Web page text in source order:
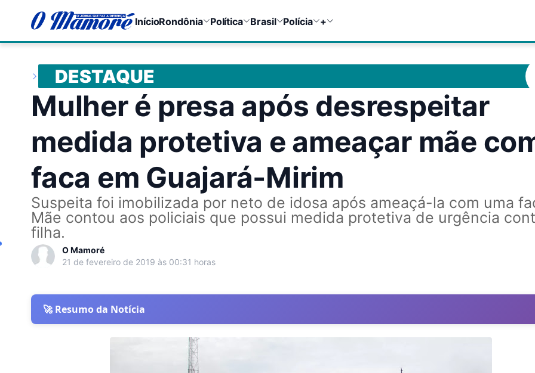
InícioRondônia Política Brasil Polícia +
DESTAQUE
Mulher é presa após desrespeitar
medida protetiva e ameaçar mãe
faca em Guajará-Mirim
Suspeita foi imobilizada por neto de idosa após ameaçá-la com uma
Mãe contou aos policiais que possui medida protetiva de urgência
filha.
O Mamoré
21 de fevereiro de 2019 às 00:31 horas
🚀 Resumo da Notícia